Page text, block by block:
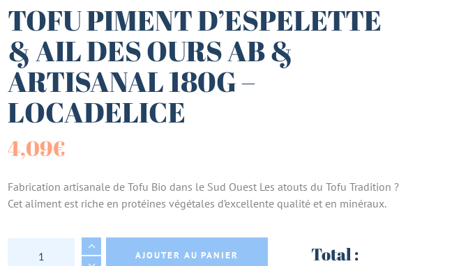
TOFU PIMENT D’ESPELETTE
& AIL DES OURS AB &
ARTISANAL 180G –
LOCADELICE
4,09€
Fabrication artisanale de Tofu Bio dans le Sud Ouest Les atouts du Tofu Tradition ?
Cet aliment est riche en protéines végétales d’excellente qualité et en minéraux.
TOFU PIMENT D'ESPELETTE & AIL DES OURS AB & ARTISANAL
AJOUTER AU PANIER Total :